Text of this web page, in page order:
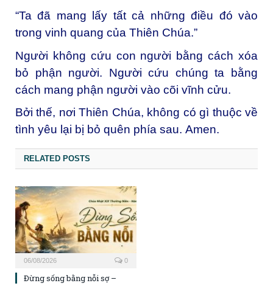
“Ta đã mang lấy tất cả những điều đó vào
trong vinh quang của Thiên Chúa.”
Người không cứu con người bằng cách xóa
bỏ phận người. Người cứu chúng ta bằng
cách mang phận người vào cõi vĩnh cửu.
Bởi thế, nơi Thiên Chúa, không có gì thuộc về
tình yêu lại bị bỏ quên phía sau. Amen.
RELATED POSTS
06/08/2026 0
Đừng sống bằng nỗi sợ –